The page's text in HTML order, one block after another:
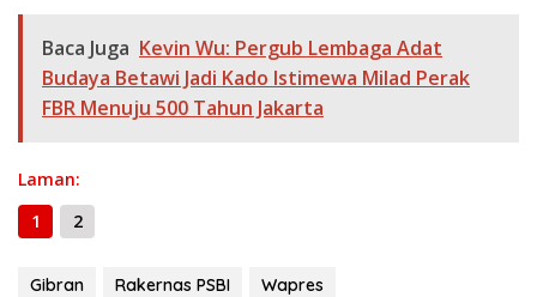
o
o
k
a
m
A
p
p
n
g
er
Li
n
g
e
ar
e
Baca Juga Kevin Wu: Pergub Lembaga Adat
Budaya Betawi Jadi Kado Istimewa Milad Perak
FBR Menuju 500 Tahun Jakarta
Laman:
1
2
Gibran Rakernas PSBI Wapres